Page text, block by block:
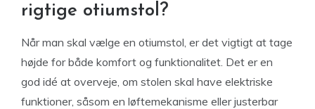
rigtige otiumstol?
Når man skal vælge en otiumstol, er det vigtigt at tage
højde for både komfort og funktionalitet. Det er en
god idé at overveje, om stolen skal have elektriske
funktioner, såsom en løftemekanisme eller justerbar